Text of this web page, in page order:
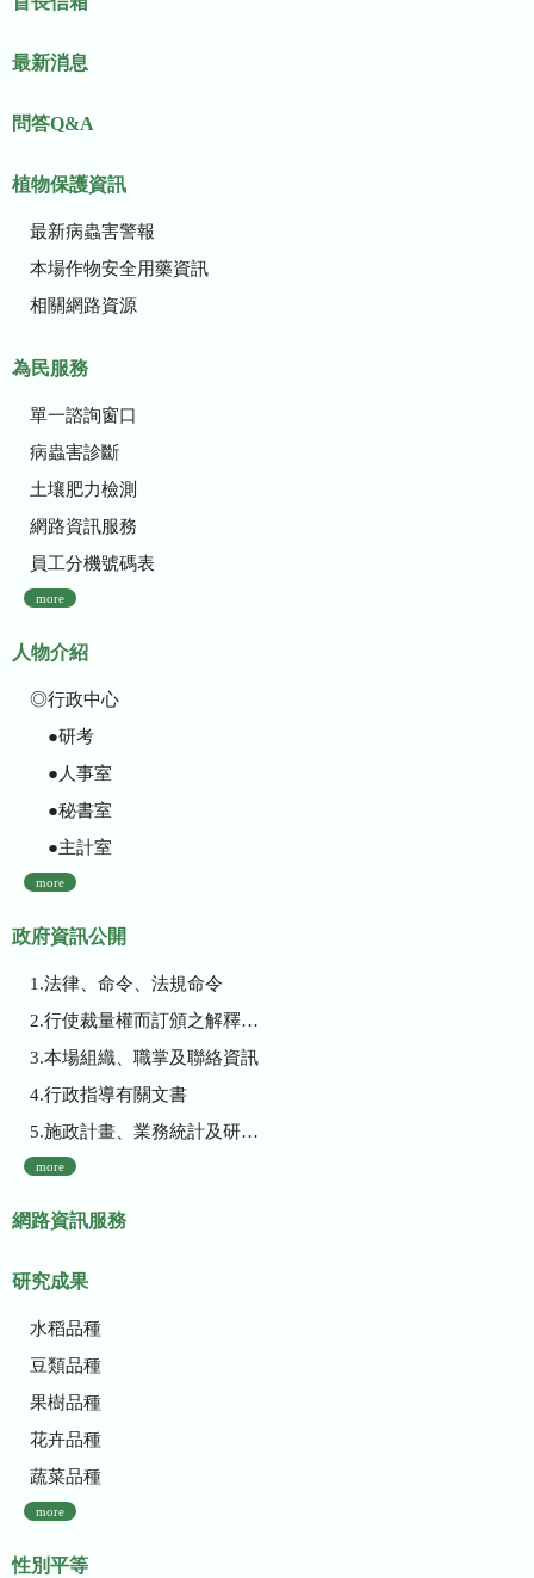
最新消息
問答Q&A
植物保護資訊
最新病蟲害警報
本場作物安全用藥資訊
相關網路資源
為民服務
單一諮詢窗口
病蟲害診斷
土壤肥力檢測
網路資訊服務
員工分機號碼表
more
人物介紹
◎行政中心
●研考
●人事室
●秘書室
●主計室
more
政府資訊公開
1.法律、命令、法規命令
2.行使裁量權而訂頒之解釋性規定及裁量基準
3.本場組織、職掌及聯絡資訊
4.行政指導有關文書
5.施政計畫、業務統計及研究報告
more
網路資訊服務
研究成果
水稻品種
豆類品種
果樹品種
花卉品種
蔬菜品種
more
性別平等